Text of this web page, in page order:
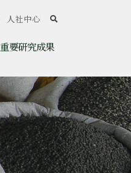
重要研究成果
人社中心 search